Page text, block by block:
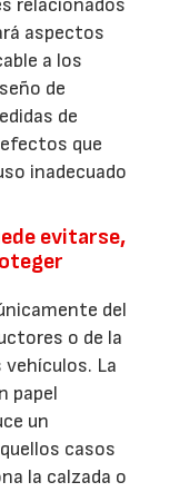
relacionados
aspectos
a los
de
de
que
inadecuado
evitarse,
del
o de la
La
papel
un
casos
la calzada o